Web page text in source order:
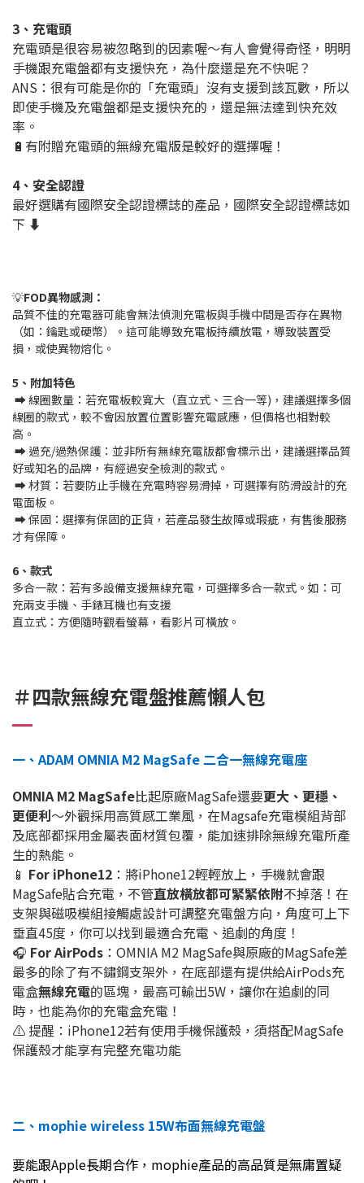
3、充電頭
充電頭是很容易被忽略到的因素喔～有人會覺得奇怪，明明
手機跟充電盤都有支援快充，為什麼還是充不快呢？
ANS：很有可能是你的「充電頭」沒有支援到該瓦數，所以
即使手機及充電盤都是支援快充的，還是無法達到快充效
率。
🔋有附贈充電頭的無線充電版是較好的選擇喔！
4、安全認證
最好選購有國際安全認證標誌的產品，國際安全認證標誌如
下 ⬇️
💡FOD異物感測：
品質不佳的充電器可能會無法偵測充電板與手機中間是否存在異物
（如：鑰匙或硬幣）。這可能導致充電板持續放電，導致裝置受
損，或使異物熔化。
5、附加特色
➡️ 線圈數量：若充電板較寬大（直立式、三合一等)，建議選擇多個
線圈的款式，較不會因放置位置影響充電感應，但價格也相對較
高。
➡️ 過充/過熱保護：並非所有無線充電版都會標示出，建議選擇品質
好或知名的品牌，有經過安全檢測的款式。
➡️ 材質：若要防止手機在充電時容易滑掉，可選擇有防滑設計的充
電面板。
➡️ 保固：選擇有保固的正貨，若產品發生故障或瑕疵，有售後服務
才有保障。
6、款式
多合一款：若有多設備支援無線充電，可選擇多合一款式。如：可
充兩支手機、手錶耳機也有支援
直立式：方便隨時觀看螢幕，看影片可橫放。
＃四款無線充電盤推薦懶人包
一、ADAM OMNIA M2 MagSafe 二合一無線充電座
OMNIA M2 MagSafe比起原廠MagSafe還要更大、更穩、
更便利～外觀採用高質感工業風，在Magsafe充電模組背部
及底部都採用金屬表面材質包覆，能加速排除無線充電所產
生的熱能。
📱 For iPhone12 ：將iPhone12輕輕放上，手機就會跟
MagSafe貼合充電，不管直放橫放都可緊緊依附不掉落！在
支架與磁吸模組接觸處設計可調整充電盤方向，角度可上下
垂直45度，你可以找到最適合充電、追劇的角度！
🎧 For AirPods ：OMNIA M2 MagSafe與原廠的MagSafe差
最多的除了有不鏽鋼支架外，在底部還有提供給AirPods充
電盒無線充電的區塊，最高可輸出5W，讓你在追劇的同
時，也能為你的充電盒充電！
⚠️ 提醒：iPhone12若有使用手機保護殼，須搭配MagSafe
保護殼才能享有完整充電功能
二、mophie wireless 15W布面無線充電盤
要能跟Apple長期合作，mophie產品的高品質是無庸置疑